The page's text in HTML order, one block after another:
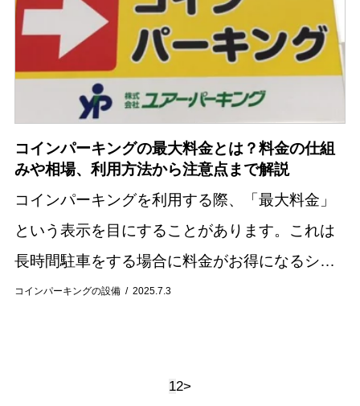
コインパーキングの設備 2025.7.3
コインパーキングの最大料金とは？料金の仕組
みや相場、利用方法から注意点まで解説
コインパーキングを利用する際、「最大料金」
という表示を目にすることがあります。これは
長時間駐車をする場合に料金がお得になるシス
テムですが、その仕組みや適用条件は駐車場に
12>